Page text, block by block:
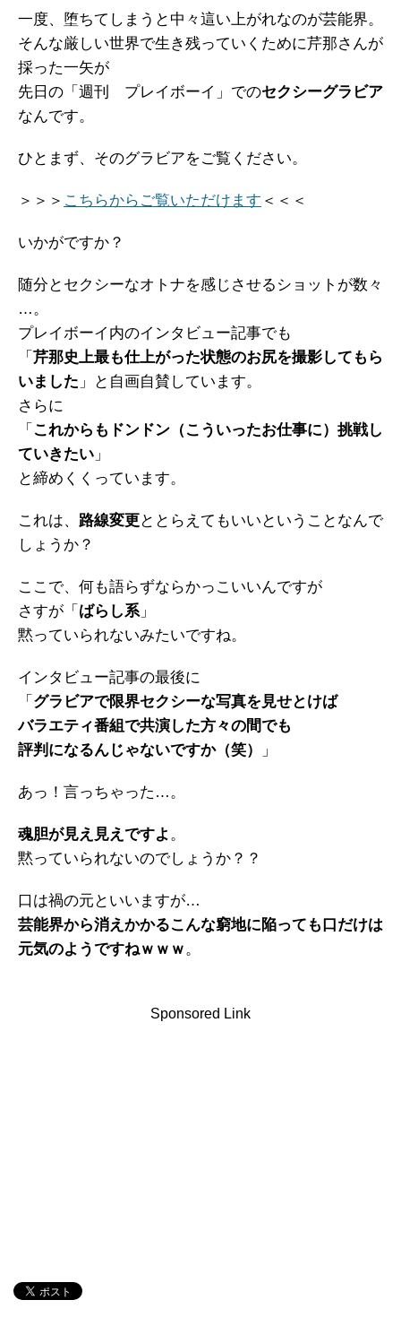
一度、堕ちてしまうと中々這い上がれなのが芸能界。
そんな厳しい世界で生き残っていくために芹那さんが
採った一矢が
先日の「週刊 プレイボーイ」でのセクシーグラビア
なんです。
ひとまず、そのグラビアをご覧ください。
＞＞＞ こちらからご覧いただけます ＜＜＜
いかがですか？
随分とセクシーなオトナを感じさせるショットが数々
…。
プレイボーイ内のインタビュー記事でも
「 芹那史上最も仕上がった状態のお尻を撮影してもら
いました 」と自画自賛しています。
さらに
「 これからもドンドン（こういったお仕事に）挑戦し
ていきたい 」
と締めくくっています。
これは、 路線変更ととらえてもいいということなんで
しょうか？
ここで、何も語らずならかっこいいんですが
さすが「 ばらし系」
黙っていられないみたいですね。
インタビュー記事の最後に
「 グラビアで限界セクシーな写真を見せとけば
バラエティ番組で共演した方々の間でも
評判になるんじゃないですか（笑）
」
あっ！言っちゃった…。
魂胆が見え見えですよ。
黙っていられないのでしょうか？？
口は禍の元といいますが…
芸能界から消えかかるこんな窮地に陥っても口だけは
元気のようですねｗｗｗ。
Sponsored Link